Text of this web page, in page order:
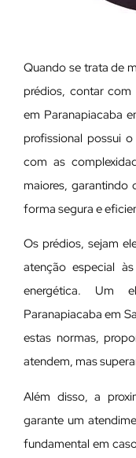
Quando se trata de
prédios, contar com
em Paranapiacaba
profissional possui
com as
maiores, garantindo
forma segura e
Os prédios, sejam
atenção especial
energética. Um
Paranapiacaba em
estas normas,
atendem, mas
Além disso, a
garante um
fundamental em